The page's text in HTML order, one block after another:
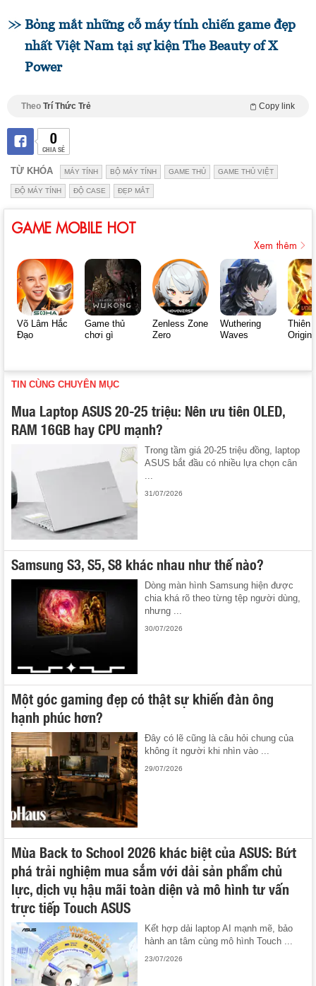
Bỏng mắt những cỗ máy tính chiến game đẹp
nhất Việt Nam tại sự kiện The Beauty of X
Power
Theo Trí Thức Trẻ Copy link
0
CHIA SẺ
TỪ KHÓA MÁY TÍNH BỘ MÁY TÍNH GAME THỦ GAME THỦ VIỆT
ĐỘ MÁY TÍNH ĐỘ CASE ĐẸP MẮT
GAME MOBILE HOT
Xem thêm
Võ Lâm Hắc
Đạo
Game thủ
chơi gì
Zenless Zone
Zero
Wuthering
Waves
Thiên
Origin
TIN CÙNG CHUYÊN MỤC
Mua Laptop ASUS 20-25 triệu: Nên ưu tiên OLED,
RAM 16GB hay CPU mạnh?
Trong tầm giá 20-25 triệu đồng, laptop
ASUS bắt đầu có nhiều lựa chọn cân
...
31/07/2026
Samsung S3, S5, S8 khác nhau như thế nào?
Dòng màn hình Samsung hiện được
chia khá rõ theo từng tệp người dùng,
nhưng ...
30/07/2026
Một góc gaming đẹp có thật sự khiến đàn ông
hạnh phúc hơn?
Đây có lẽ cũng là câu hỏi chung của
không ít người khi nhìn vào ...
29/07/2026
Mùa Back to School 2026 khác biệt của ASUS: Bứt
phá trải nghiệm mua sắm với dải sản phẩm chủ
lực, dịch vụ hậu mãi toàn diện và mô hình tư vấn
trực tiếp Touch ASUS
Kết hợp dải laptop AI mạnh mẽ, bảo
hành an tâm cùng mô hình Touch ...
23/07/2026